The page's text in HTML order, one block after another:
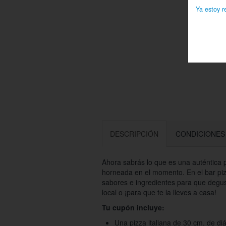
DESCRIPCIÓN CONDICIONES
Ahora sabrás lo que es una auténtica
horneada en el momento. En el bar
sabores e ingredientes para que
local o ¡para que te la lleves a casa!
Tu cupón incluye:
Una pizza italiana de 30 cm. de
Ya estoy